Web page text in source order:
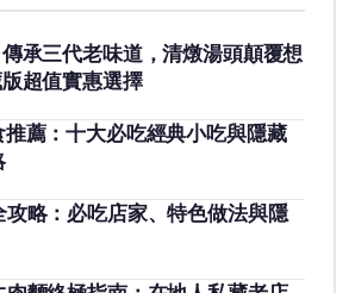
承三代老味道，清燉湯頭顛覆想
超值實惠選擇
薦：十大必吃經典小吃與隱藏
攻略：必吃店家、特色做法與隱